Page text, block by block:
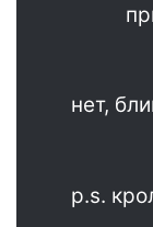
нет,
p.s.